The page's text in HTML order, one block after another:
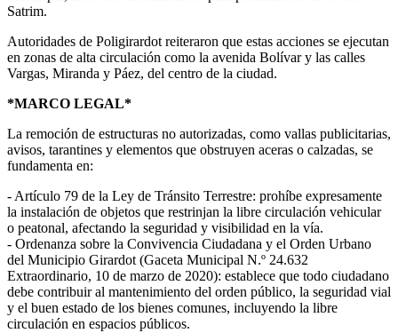
Satrim.
Autoridades de Poligirardot reiteraron que estas acciones se ejecutan
en zonas de alta circulación como la avenida Bolívar y las calles
Vargas, Miranda y Páez, del centro de la ciudad.
*MARCO LEGAL*
La remoción de estructuras no autorizadas, como vallas publicitarias,
avisos, tarantines y elementos que obstruyen aceras o calzadas, se
fundamenta en:
- Artículo 79 de la Ley de Tránsito Terrestre: prohíbe expresamente
la instalación de objetos que restrinjan la libre circulación vehicular
o peatonal, afectando la seguridad y visibilidad en la vía.
- Ordenanza sobre la Convivencia Ciudadana y el Orden Urbano
del Municipio Girardot (Gaceta Municipal N.º 24.632
Extraordinario, 10 de marzo de 2020): establece que todo ciudadano
debe contribuir al mantenimiento del orden público, la seguridad vial
y el buen estado de los bienes comunes, incluyendo la libre
circulación en espacios públicos.